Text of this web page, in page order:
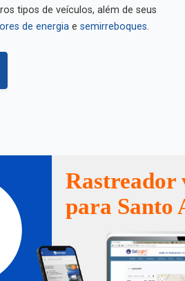
tipos de veículos, além de seus
de energia e semirreboques.
Rastreador
para Santo